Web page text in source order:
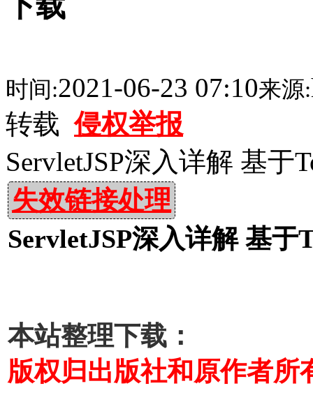
时间:2021-06-23 07:10来源:
转载侵权举报
ServletJSP深入详解 基于
失效链接处理
ServletJSP深入详解 基于
本站整理下载：
版权归出版社和原作者